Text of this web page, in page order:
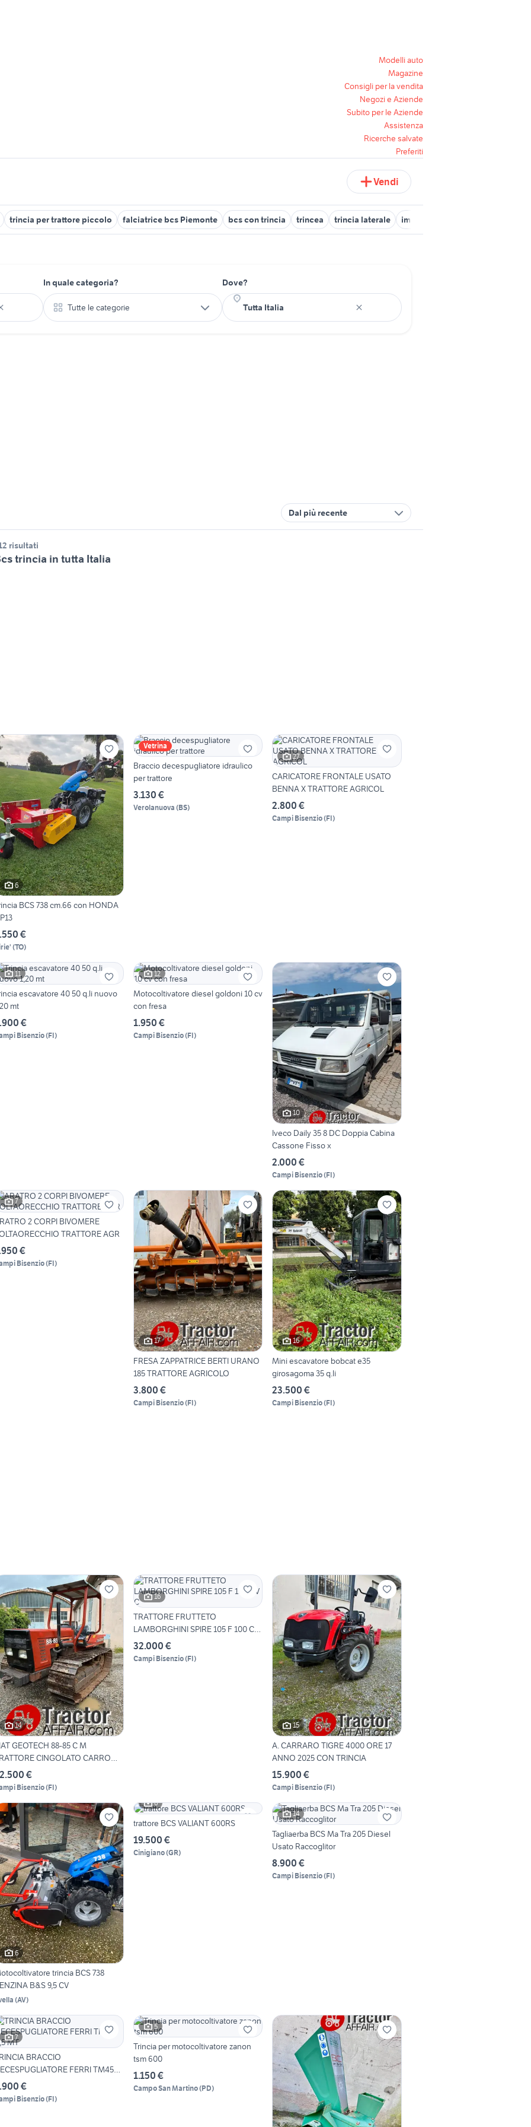
Modelli auto
Magazine
Consigli per la vendita
Negozi e Aziende
Subito per le Aziende
Assistenza
Ricerche salvate
Preferiti
Vendi
trincia per trattore piccolo falciatrice bcs Piemonte bcs con trincia trincea trincia laterale imballatrice per bcs
In quale categoria?
Tutte le categorie
Dove?
Dal più recente
risultati
trincia in tutta Italia
6
BCS 738 cm.66 con HONDA
€
(TO)
Vetrina
Braccio decespugliatore idraulico
per trattore
3.130 €
Verolanuova (BS)
27
CARICATORE FRONTALE USATO
BENNA X TRATTORE AGRICOL
2.800 €
Campi Bisenzio(FI)
11
escavatore 40 50 q.li nuovo
mt
€
Bisenzio(FI)
12
Motocoltivatore diesel goldoni 10 cv
con fresa
1.950 €
Campi Bisenzio(FI)
10
Iveco Daily 35 8 DC Doppia Cabina
Cassone Fisso x
2.000 €
Campi Bisenzio(FI)
7
2 CORPI BIVOMERE
TRATTORE AGR
€
Bisenzio(FI)
17
FRESA ZAPPATRICE BERTI URANO
185 TRATTORE AGRICOLO
3.800 €
Campi Bisenzio(FI)
16
Mini escavatore bobcat e35
girosagoma 35 q.li
23.500 €
Campi Bisenzio(FI)
14
GEOTECH 88-85 C M
CINGOLATO CARRO
€
Bisenzio(FI)
16
TRATTORE FRUTTETO
LAMBORGHINI SPIRE 105 F 100 CV
C
32.000 €
Campi Bisenzio(FI)
15
A. CARRARO TIGRE 4000 ORE 17
ANNO 2025 CON TRINCIA
15.900 €
Campi Bisenzio(FI)
6
trincia BCS 738
B&S 9,5 CV
(AV)
6
trattore BCS VALIANT 600RS
19.500 €
Cinigiano(GR)
14
Tagliaerba BCS Ma Tra 205 Diesel
Usato Raccoglitor
8.900 €
Campi Bisenzio(FI)
7
BRACCIO
FERRI TM45
MT €
Bisenzio(FI)
5
Trincia per motocoltivatore zanon
tsm 600
1.150 €
Campo San Martino(PD)